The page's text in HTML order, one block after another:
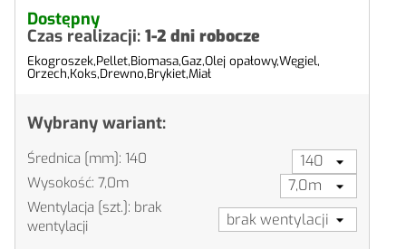
Dostępny
Czas realizacji: 1-2 dni robocze
Ekogroszek,Pellet,Biomasa,Gaz,Olej opałowy,Węgiel,
Orzech,Koks,Drewno,Brykiet,Miał
Wybrany wariant:
Średnica [mm]: 140
Wysokość: 7,0m
Wentylacja [szt.]: brak
wentylacji